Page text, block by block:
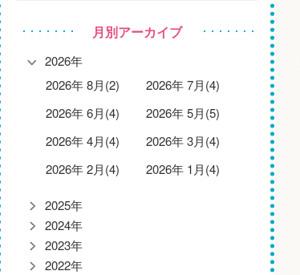
月別アーカイブ
2026年
2026年 8月(2)
2026年 7月(4)
2026年 6月(4)
2026年 5月(5)
2026年 4月(4)
2026年 3月(4)
2026年 2月(4)
2026年 1月(4)
2025年
2024年
2023年
2022年